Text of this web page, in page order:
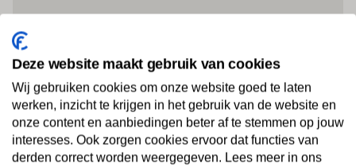
Deze website maakt gebruik van cookies
Wij gebruiken cookies om onze website goed te laten
werken, inzicht te krijgen in het gebruik van de website en
onze content en aanbiedingen beter af te stemmen op jouw
interesses. Ook zorgen cookies ervoor dat functies van
derden correct worden weergegeven. Lees meer in ons